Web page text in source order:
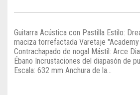
Guitarra Acústica con Pastilla Estilo:
maciza torrefactada Varetaje
Contrachapado de nogal Mástil: Arce
Ébano Incrustaciones del diapasón de
Escala: 632 mm Anchura de la...